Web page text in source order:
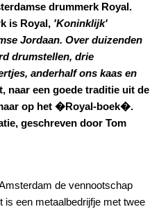
drummerk Royal.
is Royal, 'Koninklijk'
Jordaan. Over duizenden
drumstellen, drie
anderhalf ons kaas en
naar een goede traditie uit de
op het �Royal-boek�.
geschreven door Tom
de vennootschap
is een metaalbedrijfje met twee